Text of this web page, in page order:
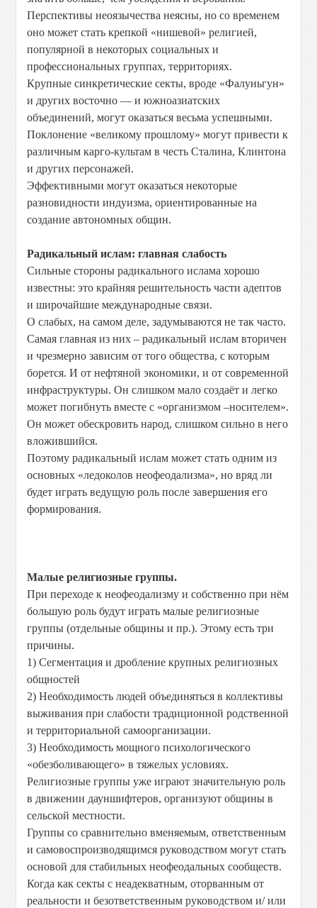
Перспективы неоязычества неясны, но со временем
оно может стать крепкой «нишевой» религией,
популярной в некоторых социальных и
профессиональных группах, территориях.
Крупные синкретические секты, вроде «Фалуньгун»
и других восточно — и южноазиатских
объединений, могут оказаться весьма успешными.
Поклонение «великому прошлому» могут привести к
различным карго-культам в честь Сталина, Клинтона
и других персонажей.
Эффективными могут оказаться некоторые
разновидности индуизма, ориентированные на
создание автономных общин.
Радикальный ислам: главная слабость
Сильные стороны радикального ислама хорошо
известны: это крайняя решительность части адептов
и широчайшие международные связи.
О слабых, на самом деле, задумываются не так часто.
Самая главная из них – радикальный ислам вторичен
и чрезмерно зависим от того общества, с которым
борется. И от нефтяной экономики, и от современной
инфраструктуры. Он слишком мало создаёт и легко
может погибнуть вместе с «организмом –носителем».
Он может обескровить народ, слишком сильно в него
вложившийся.
Поэтому радикальный ислам может стать одним из
основных «ледоколов неофеодализма», но вряд ли
будет играть ведущую роль после завершения его
формирования.
Малые религиозные группы.
При переходе к неофеодализму и собственно при нём
большую роль будут играть малые религиозные
группы (отдельные общины и пр.). Этому есть три
причины.
1) Сегментация и дробление крупных религиозных
общностей
2) Необходимость людей объединяться в коллективы
выживания при слабости традиционной родственной
и территориальной самоорганизации.
3) Необходимость мощного психологического
«обезболивающего» в тяжелых условиях.
Религиозные группы уже играют значительную роль
в движении дауншифтеров, организуют общины в
сельской местности.
Группы со сравнительно вменяемым, ответственным
и самовоспроизводящимся руководством могут стать
основой для стабильных неофеодальных сообществ.
Когда как секты с неадекватным, оторванным от
реальности и безответственным руководством и/ или